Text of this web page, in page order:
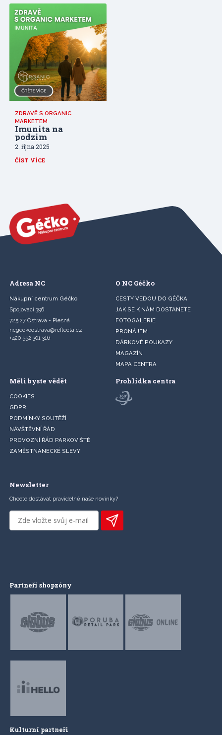
ZDRAVĚ S ORGANIC
MARKETEM
Imunita na
podzim
2. října 2025
ČÍST VÍCE
Adresa NC
Nákupní centrum Géčko
Spojovací 396
725 27 Ostrava - Plesná
ncgeckoostrava@reflecta.cz
+420 552 301 316
O NC Géčko
CESTY VEDOU DO GÉČKA
JAK SE K NÁM DOSTANETE
FOTOGALERIE
PRONÁJEM
DÁRKOVÉ POUKAZY
MAGAZÍN
MAPA CENTRA
Měli byste vědět
COOKIES
GDPR
PODMÍNKY SOUTĚŽÍ
NÁVŠTĚVNÍ ŘÁD
PROVOZNÍ ŘÁD PARKOVIŠTĚ
ZAMĚSTNANECKÉ SLEVY
Prohlídka centra
Newsletter
Chcete dostávat pravidelně naše novinky?
Partneři shopzóny
Kulturní partneři